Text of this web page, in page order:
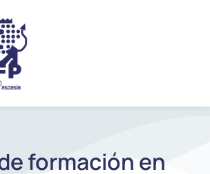
formación en